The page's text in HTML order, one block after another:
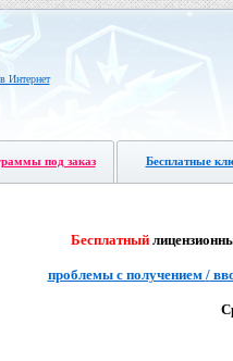
Интернет
под заказ Бесплатные
Бесплатный
проблемы с получением /